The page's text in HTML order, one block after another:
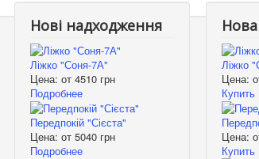
Нові надходження
Ліжко "Соня-7А"
Цена: от4510 грн
Подробнее
Передпокій "Сієста"
Цена: от5040 грн
Подробнее
Ліжко
Цена:
Купить
Цена:
Купить